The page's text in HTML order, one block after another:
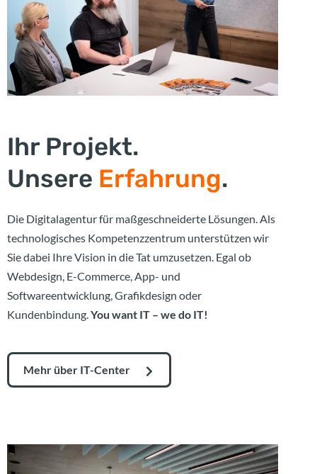
Ihr Projekt.
Unsere Erfahrung.
Die Digitalagentur für maßgeschneiderte Lösungen. Als
technologisches Kompetenzzentrum unterstützen wir
Sie dabei Ihre Vision in die Tat umzusetzen. Egal ob
Webdesign, E-Commerce, App- und
Softwareentwicklung, Grafikdesign oder
Kundenbindung. You want IT – we do IT!
Mehr über IT-Center